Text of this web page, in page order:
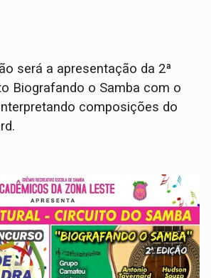
será a apresentação da 2ª
Biografando o Samba com o
composições do